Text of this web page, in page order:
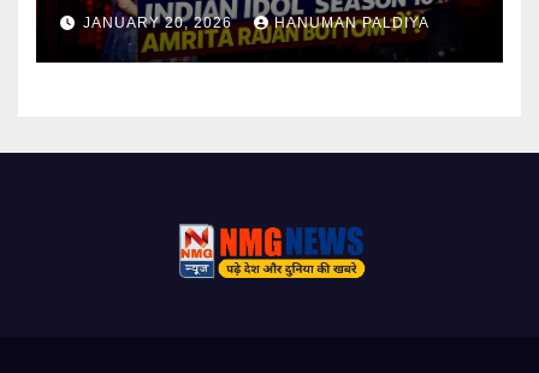
JANUARY 20, 2026 HANUMAN PALDIYA